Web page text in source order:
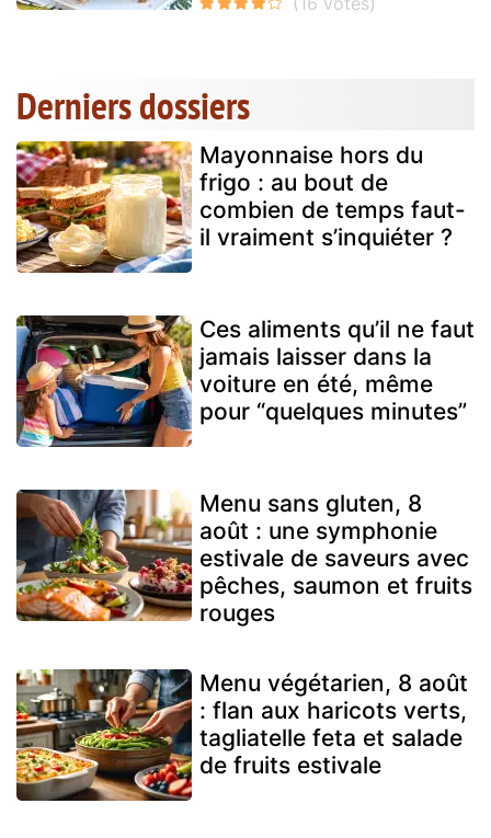
Derniers dossiers
Mayonnaise hors du
frigo : au bout de
combien de temps faut-
il vraiment s’inquiéter ?
Ces aliments qu’il ne faut
jamais laisser dans la
voiture en été, même
pour “quelques minutes”
Menu sans gluten, 8
août : une symphonie
estivale de saveurs avec
pêches, saumon et fruits
rouges
Menu végétarien, 8 août
: flan aux haricots verts,
tagliatelle feta et salade
de fruits estivale